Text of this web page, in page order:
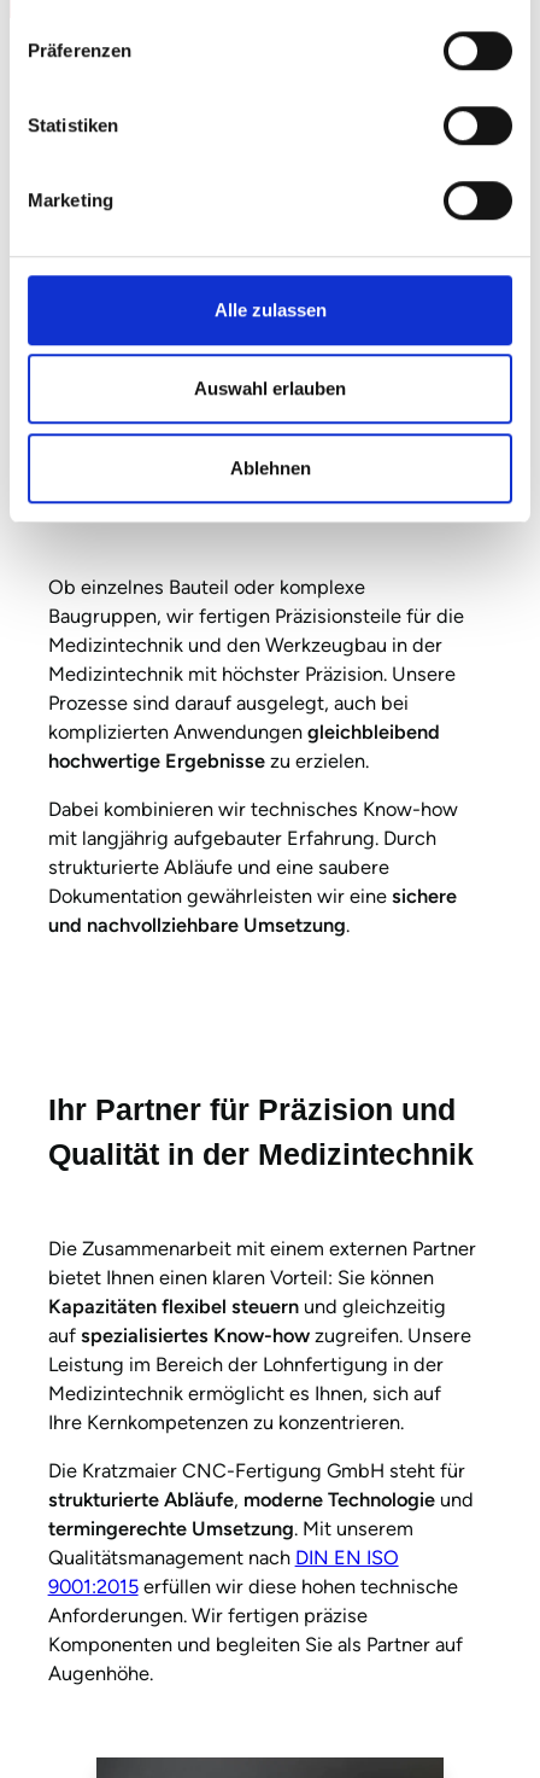
Präferenzen
Statistiken
Marketing
Alle zulassen
Auswahl erlauben
Ablehnen
Bauteile und Baugruppen für
komplexe Anforderungen
Ob einzelnes Bauteil oder komplexe
Baugruppen, wir fertigen Präzisionsteile für die
Medizintechnik und den Werkzeugbau in der
Medizintechnik mit höchster Präzision. Unsere
Prozesse sind darauf ausgelegt, auch bei
komplizierten Anwendungen gleichbleibend
hochwertige Ergebnissezu erzielen.
Dabei kombinieren wir technisches Know-how
mit langjährig aufgebauter Erfahrung. Durch
strukturierte Abläufe und eine saubere
Dokumentation gewährleisten wir eine sichere
und nachvollziehbare Umsetzung.
Ihr Partner für Präzision und
Qualität in der Medizintechnik
Die Zusammenarbeit mit einem externen Partner
bietet Ihnen einen klaren Vorteil: Sie können
Kapazitäten flexibel steuernund gleichzeitig
auf spezialisiertes Know-howzugreifen. Unsere
Leistung im Bereich der Lohnfertigung in der
Medizintechnik ermöglicht es Ihnen, sich auf
Ihre Kernkompetenzen zu konzentrieren.
Die Kratzmaier CNC-Fertigung GmbH steht für
strukturierte Abläufe, moderne Technologieund
termingerechte Umsetzung. Mit unserem
Qualitätsmanagement nach DIN EN ISO
9001:2015erfüllen wir diese hohen technische
Anforderungen. Wir fertigen präzise
Komponenten und begleiten Sie als Partner auf
Augenhöhe.